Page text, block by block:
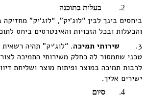
בעלות בתוכנה
ביחסים בינך לבין “לוג׳יק”, “לוג׳יק” מחזיקה
והבעלות ובכל הזכויות והאינטרסים ביחס
3.
שירותי תמיכה. “לוג׳יק” תהיה
טכני שתמסור לה כחלק משירותי התמיכה
לרבות תמיכה במוצר ופיתוח מוצר ושליחת
ישירים אליך.
סיום